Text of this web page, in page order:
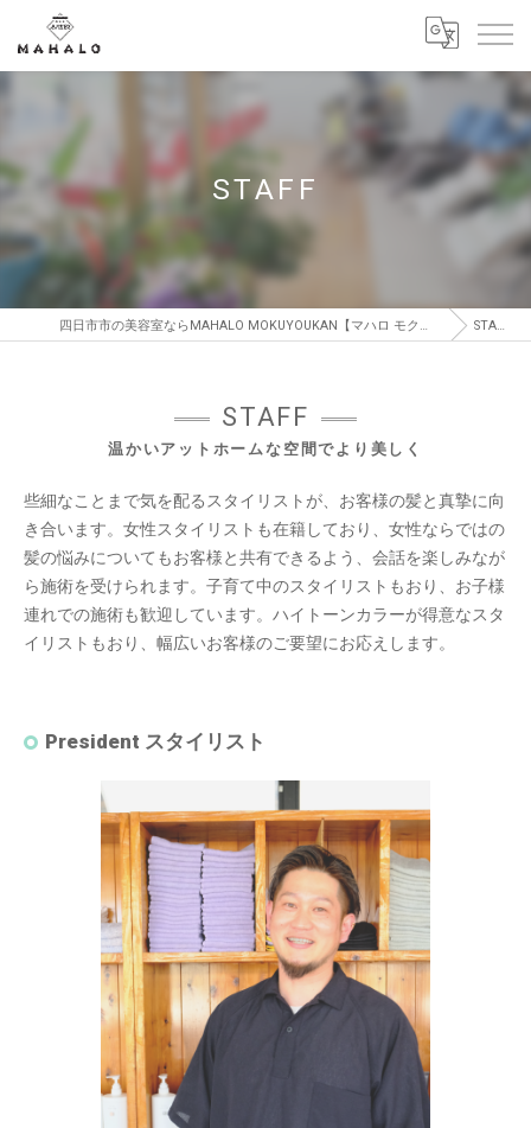
STAFF
四日市市の美容室ならMAHALO MOKUYOUKAN【マハロ モクヨウカン】 STAFF
温かいアットホームな空間でより美しく
STAFF
些細なことまで気を配るスタイリストが、お客様の髪と真摯に向
き合います。女性スタイリストも在籍しており、女性ならではの
髪の悩みについてもお客様と共有できるよう、会話を楽しみなが
ら施術を受けられます。子育て中のスタイリストもおり、お子様
連れでの施術も歓迎しています。ハイトーンカラーが得意なスタ
イリストもおり、幅広いお客様のご要望にお応えします。
President スタイリスト